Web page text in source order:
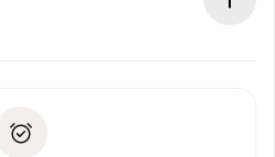
nada e ofereceremos
problema.